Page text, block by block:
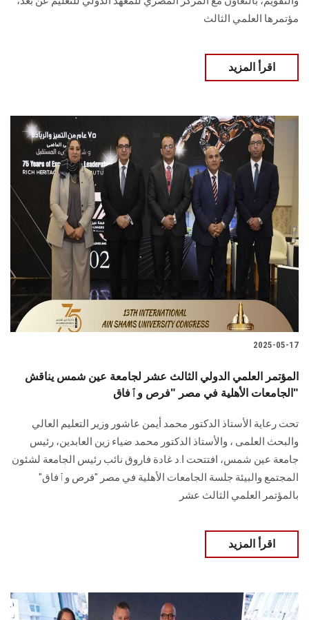
مؤتمرها العلمي الثالث
اقرأ المزيد
2025-05-17
المؤتمر العلمي الدولي الثالث عشر لجامعة عين شمس يناقش
الجامعات الأهلية في مصر "فرص وٱفاق"
تحت رعاية الأستاذ الدكتور محمد أيمن عاشور وزير التعليم العالي
والبحث العلمى ، والأستاذ الدكتور محمد ضياء زين العابدين، رئيس
جامعة عين شمس، افتتحت ا.د غادة فاروق نائب رئيس الجامعة لشئون
المجتمع والبيئة جلسة الجامعات الأهلية في مصر "فرص وٱفاق"
بالمؤتمر العلمي الثالث عشر
اقرأ المزيد